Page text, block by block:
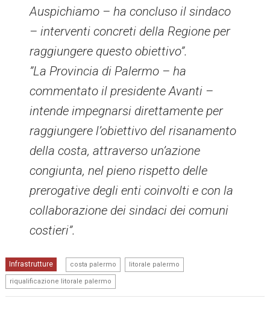
Auspichiamo – ha concluso il sindaco
– interventi concreti della Regione per
raggiungere questo obiettivo”.
”La Provincia di Palermo – ha
commentato il presidente Avanti –
intende impegnarsi direttamente per
raggiungere l’obiettivo del risanamento
della costa, attraverso un’azione
congiunta, nel pieno rispetto delle
prerogative degli enti coinvolti e con la
collaborazione dei sindaci dei comuni
costieri”.
Infrastrutture costa palermo litorale palermo
riqualificazione litorale palermo